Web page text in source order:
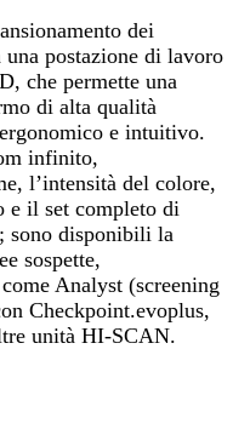
dei
una postazione di lavoro
che permette una
di alta qualità
e intuitivo.
infinito,
l’intensità del colore,
e il set completo di
sono disponibili la
sospette,
Analyst (screening
Checkpoint.evoplus,
unità HI-SCAN.